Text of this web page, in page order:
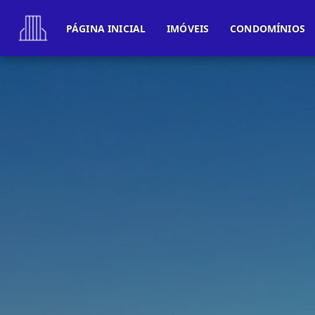
PÁGINA INICIAL IMÓVEIS CONDOMÍNIOS